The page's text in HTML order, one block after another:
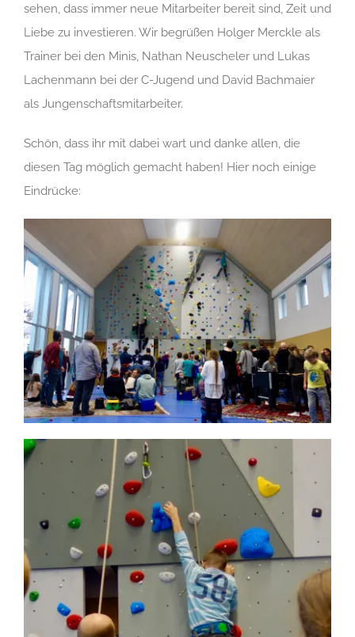
sehen, dass immer neue Mitarbeiter bereit sind, Zeit und
Liebe zu investieren. Wir begrüßen Holger Merckle als
Trainer bei den Minis, Nathan Neuscheler und Lukas
Lachenmann bei der C-Jugend und David Bachmaier
als Jungenschaftsmitarbeiter.
Schön, dass ihr mit dabei wart und danke allen, die
diesen Tag möglich gemacht haben! Hier noch einige
Eindrücke: